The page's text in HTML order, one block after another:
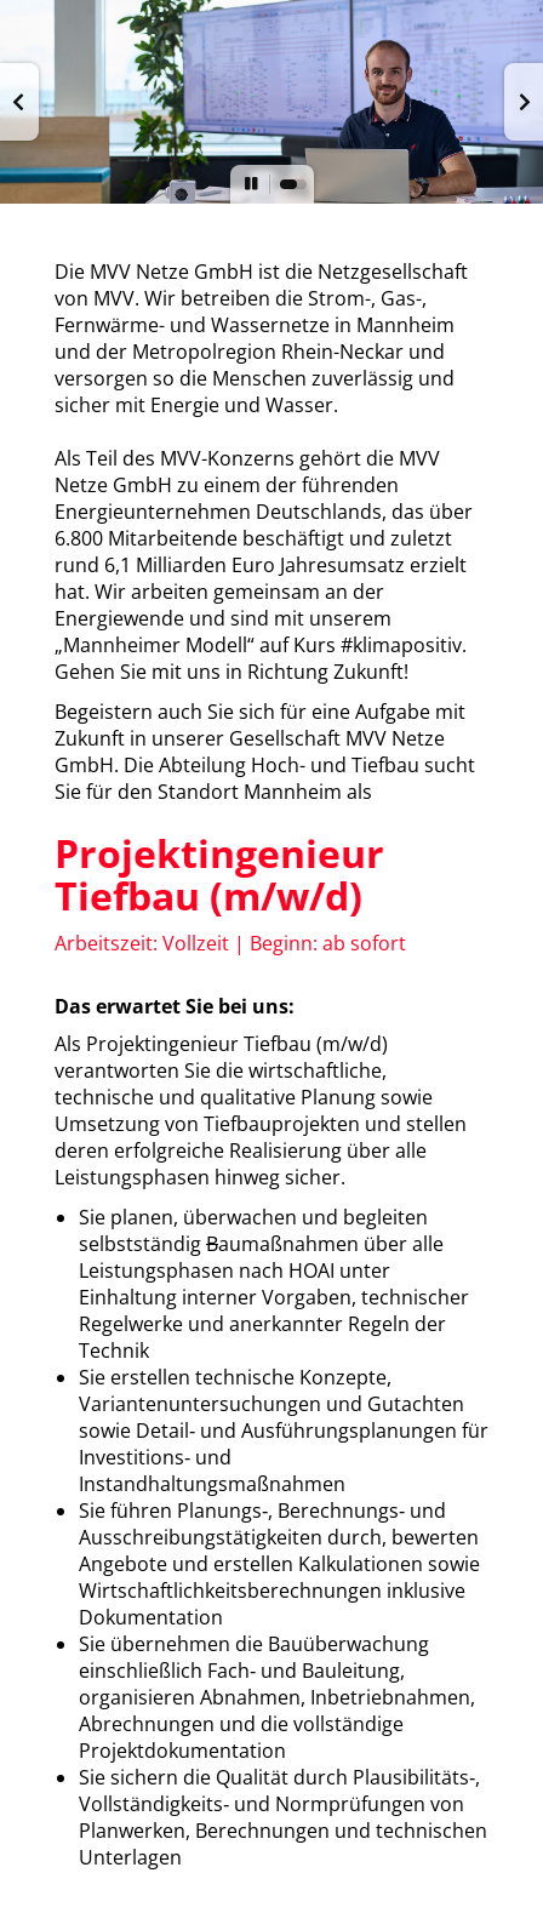
Die MVV Netze GmbH ist die Netzgesellschaft
von MVV. Wir betreiben die Strom-, Gas-,
Fernwärme- und Wassernetze in Mannheim
und der Metropolregion Rhein-Neckar und
versorgen so die Menschen zuverlässig und
sicher mit Energie und Wasser.
Als Teil des MVV-Konzerns gehört die MVV
Netze GmbH zu einem der führenden
Energieunternehmen Deutschlands, das über
6.800 Mitarbeitende beschäftigt und zuletzt
rund 6,1 Milliarden Euro Jahresumsatz erzielt
hat. Wir arbeiten gemeinsam an der
Energiewende und sind mit unserem
„Mannheimer Modell“ auf Kurs #klimapositiv.
Gehen Sie mit uns in Richtung Zukunft!
Begeistern auch Sie sich für eine Aufgabe mit
Zukunft in unserer Gesellschaft MVV Netze
GmbH. Die Abteilung Hoch- und Tiefbau sucht
Sie für den Standort Mannheim als
Projektingenieur
Tiefbau (m/w/d)
Arbeitszeit: Vollzeit | Beginn: ab sofort
Das erwartet Sie bei uns:
Als Projektingenieur Tiefbau (m/w/d)
verantworten Sie die wirtschaftliche,
technische und qualitative Planung sowie
Umsetzung von Tiefbauprojekten und stellen
deren erfolgreiche Realisierung über alle
Leistungsphasen hinweg sicher.
Sie planen, überwachen und begleiten
selbstständigBaumaßnahmen über alle
Leistungsphasen nach HOAI unter
Einhaltung interner Vorgaben, technischer
Regelwerke und anerkannter Regeln der
Technik
Sie erstellen technische Konzepte,
Variantenuntersuchungen und Gutachten
sowie Detail‑ und Ausführungsplanungen für
Investitions‑ und
Instandhaltungsmaßnahmen
Sie führen Planungs‑, Berechnungs‑ und
Ausschreibungstätigkeiten durch, bewerten
Angebote und erstellen Kalkulationen sowie
Wirtschaftlichkeitsberechnungen inklusive
Dokumentation
Sie übernehmen die Bauüberwachung
einschließlich Fach‑ und Bauleitung,
organisieren Abnahmen, Inbetriebnahmen,
Abrechnungen und die vollständige
Projektdokumentation
Sie sichern die Qualität durch Plausibilitäts‑,
Vollständigkeits‑ und Normprüfungen von
Planwerken, Berechnungen und technischen
Unterlagen